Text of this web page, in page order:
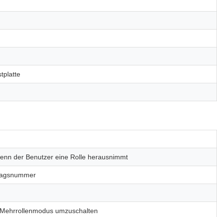
der Benutzer eine Rolle herausnimmt
umzuschalten